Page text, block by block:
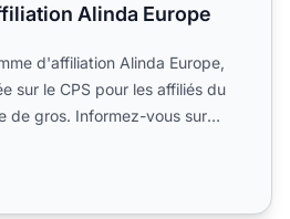
Alinda Europe
d'affiliation Alinda Europe,
sur le CPS pour les affiliés du
de gros. Informez-vous sur